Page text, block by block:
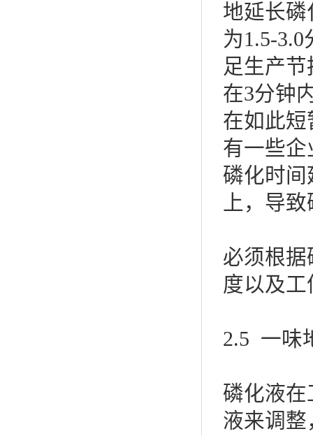
地延长
为1.5-
足生产
在3分钟
在如此
有一些
磷化时间
上，导
必须根
度以及
2.5 一味
磷化液
液来调